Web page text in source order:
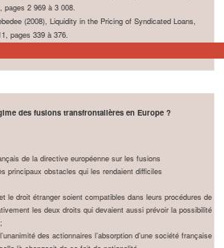
pages 2 969 à 3 008.
(2008), Liquidity in the Pricing of Syndicated Loans,
pages 339 à 376.
des fusions transfrontalières en Europe ?
de la directive européenne sur les fusions
principaux obstacles qui les rendaient difficiles
le droit étranger soient compatibles dans leurs procédures de
les deux droits qui devaient aussi prévoir la possibilité
des actionnaires l’absorption d’une société française